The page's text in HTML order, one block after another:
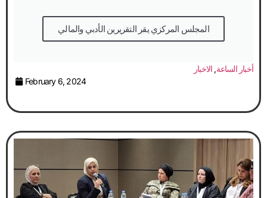
المجلس المركزي يقر التقريرين الأدبي والمالي
أخبار الساعة, الاخبار
February 6, 2024